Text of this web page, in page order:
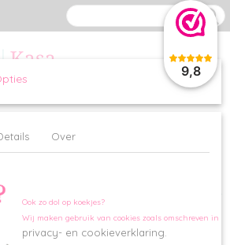
9,8
Over
Ook zo dol op koekjes?
Wij maken gebruik van cookies zoals omschreven in
privacy- en cookieverklaring.